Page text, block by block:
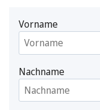
Vorname
Nachname